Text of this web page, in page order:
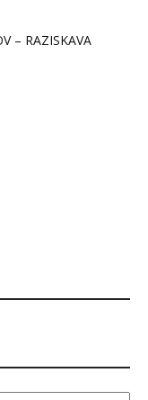
– RAZISKAVA